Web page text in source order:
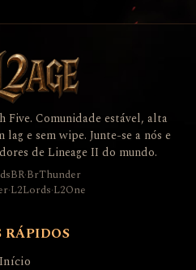
Five. Comunidade estável, alta
e sem wipe. Junte-se a nós e
de Lineage II do mundo.
·BrThunder
·L2Lords·L2One
RÁPIDOS
Início